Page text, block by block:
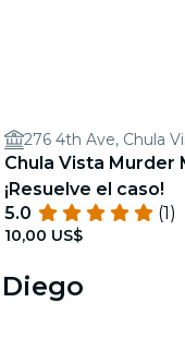
276 4th Ave, Chula
Chula Vista Murder
¡Resuelve el caso!
5.0
(1)
10,00 US$